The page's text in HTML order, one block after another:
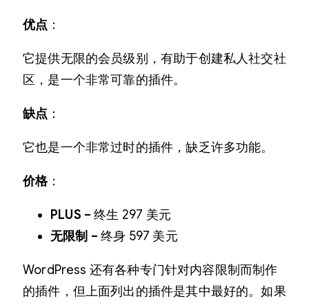
优点 ：
它提供无限的会员级别，有助于创建私人社交社
区，是一个非常可靠的插件。
缺点 ：
它也是一个非常过时的插件，缺乏许多功能。
价格：
PLUS –终生 297 美元
无限制 –终身 597 美元
WordPress 还有各种专门针对内容限制而制作
的插件，但上面列出的插件是其中最好的。如果